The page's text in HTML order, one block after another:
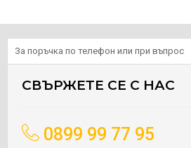
За поръчка по телефон или при въпрос
СВЪРЖЕТЕ СЕ С НАС
0899 99 77 95